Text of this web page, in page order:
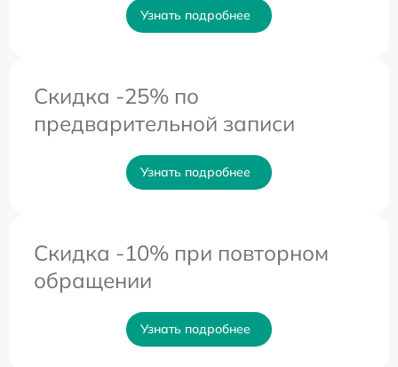
Узнать подробнее
Скидка -25% по
предварительной записи
Узнать подробнее
Скидка -10% при повторном
обращении
Узнать подробнее